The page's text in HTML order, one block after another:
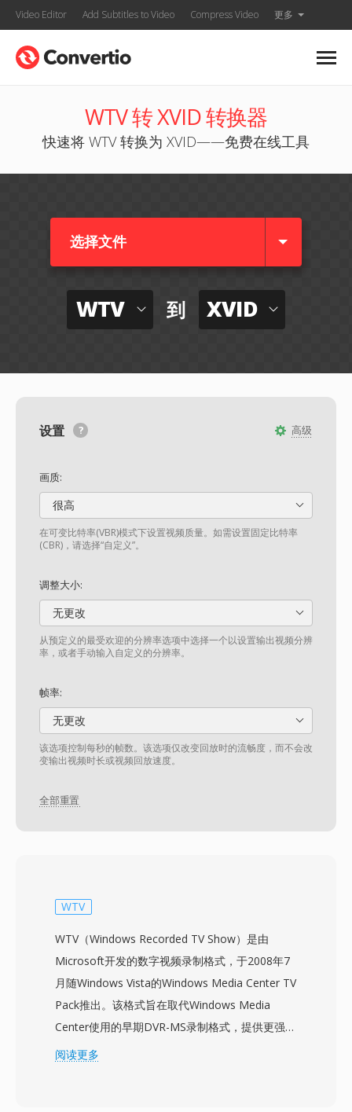
Video Editor Add Subtitles to Video Compress Video 更多
WTV 转 XVID 转换器
快速将 WTV 转换为 XVID——免费在线工具
选择文件
WTV 到 XVID
高级
设置
画质:
很高
在可变比特率(VBR)模式下设置视频质量。如需设置固定比特率
(CBR)，请选择“自定义”。
调整大小:
无更改
从预定义的最受欢迎的分辨率选项中选择一个以设置输出视频分辨
率，或者手动输入自定义的分辨率。
帧率:
无更改
该选项控制每秒的帧数。该选项仅改变回放时的流畅度，而不会改
变输出视频时长或视频回放速度。
全部重置
WTV
WTV（Windows Recorded TV Show）是由
Microsoft开发的数字视频录制格式，于2008年7
月随Windows Vista的Windows Media Center TV
Pack推出。该格式旨在取代Windows Media
Center使用的早期DVR-MS录制格式，提供更强大
的容器来录制直播电视广播。WTV文件以MPEG-2
阅读更多